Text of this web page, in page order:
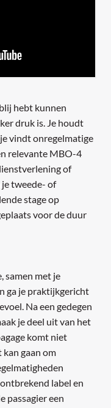
hebt kunnen
druk is. Je houdt
vindt onregelmatige
relevante MBO-4
of
tweede- of
stage op
voor de duur
samen met je
ga je praktijkgericht
Na een gedegen
je deel uit van het
komt niet
gaan om
label en
passagier een